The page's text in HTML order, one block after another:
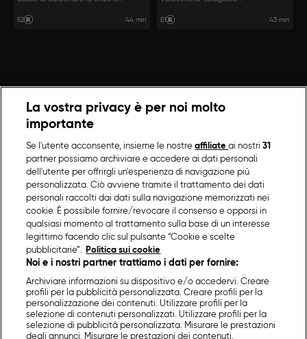
E2 44 min E1 43 min
La vostra privacy è per noi molto
importante
Se l'utente acconsente, insieme le nostreaffiliateai nostri31
partner possiamo archiviare e accedere ai dati personali
dell'utente per offrirgli un'esperienza di navigazione più
personalizzata. Ciò avviene tramite il trattamento dei dati
personali raccolti dai dati sulla navigazione memorizzati nei
cookie. È possibile fornire/revocare il consenso e opporsi in
qualsiasi momento al trattamento sulla base di un interesse
legittimo facendo clic sul pulsante “Cookie e scelte
pubblicitarie”.
Politica sui cookie
Noi e i nostri partner trattiamo i dati per fornire:
Archiviare informazioni su dispositivo e/o accedervi. Creare
profili per la pubblicità personalizzata. Creare profili per la
personalizzazione dei contenuti. Utilizzare profili per la
selezione di contenuti personalizzati. Utilizzare profili per la
selezione di pubblicità personalizzata. Misurare le prestazioni
degli annunci. Misurare le prestazioni dei contenuti.